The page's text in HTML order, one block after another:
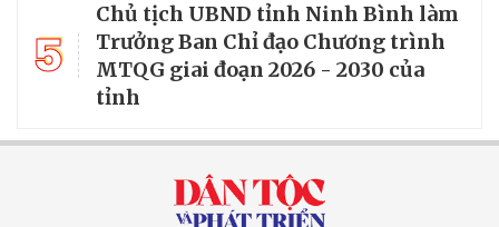
5
Chủ tịch UBND tỉnh Ninh Bình làm
Trưởng Ban Chỉ đạo Chương trình
MTQG giai đoạn 2026 - 2030 của
tỉnh